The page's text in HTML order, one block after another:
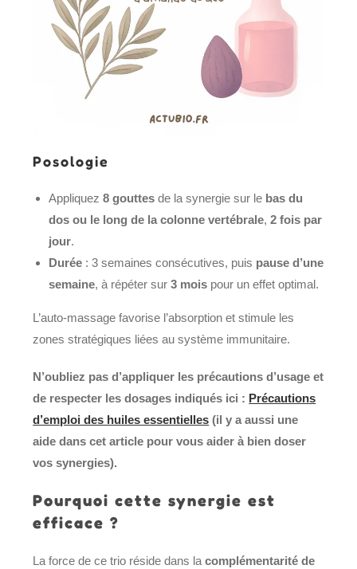
Posologie
Appliquez8 gouttes de la synergie sur le bas du
dos ou le long de la colonne vertébrale,2 fois par
jour.
Durée : 3 semaines consécutives, puis pause d’une
semaine, à répéter sur3 mois pour un effet optimal.
L’auto-massage favorise l’absorption et stimule les
zones stratégiques liées au système immunitaire.
N’oubliez pas d’appliquer les précautions d’usage et
de respecter les dosages indiqués ici : Précautions
d’emploi des huiles essentielles (il y a aussi une
aide dans cet article pour vous aider à bien doser
vos synergies).
Pourquoi cette synergie est
efficace ?
La force de ce trio réside dans lacomplémentarité de